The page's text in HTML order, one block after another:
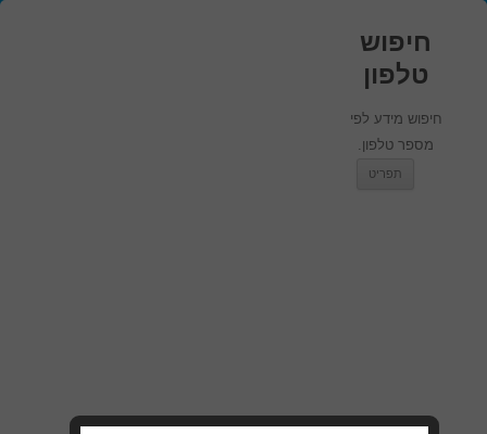
חיפוש
טלפון
חיפוש מידע לפי
מספר טלפון.
תפריט